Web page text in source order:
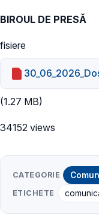
BIROUL DE PRESĂ
fisiere
(1.27 MB)
34152 views
CATEGORIE
ETICHETE